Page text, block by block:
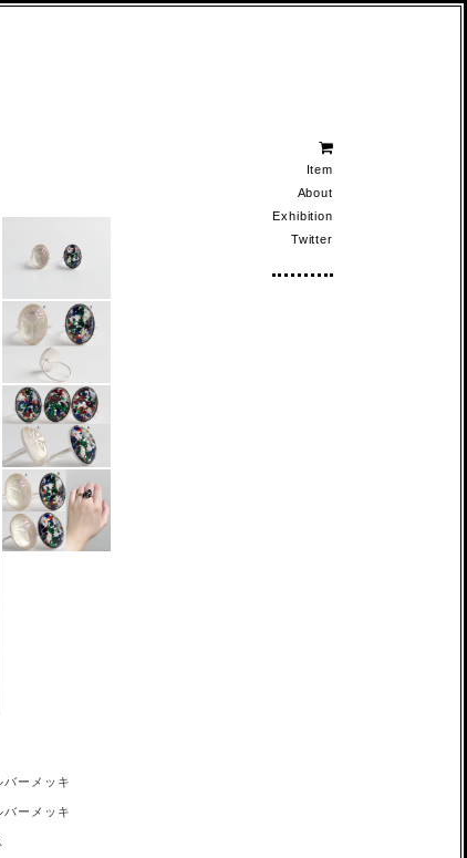
Item
About
Exhibition
Twitter
バーメッキ
バーメッキ